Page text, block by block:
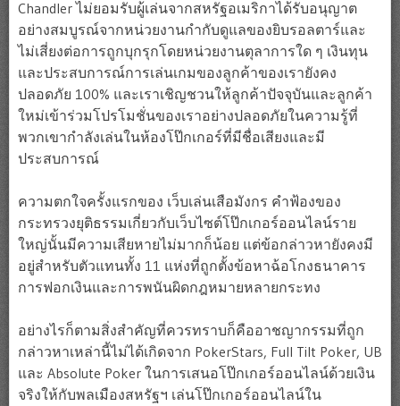
Chandler ไม่ยอมรับผู้เล่นจากสหรัฐอเมริกาได้รับอนุญาต
อย่างสมบูรณ์จากหน่วยงานกำกับดูแลของยิบรอลตาร์และ
ไม่เสี่ยงต่อการถูกบุกรุกโดยหน่วยงานตุลาการใด ๆ เงินทุน
และประสบการณ์การเล่นเกมของลูกค้าของเรายังคง
ปลอดภัย 100% และเราเชิญชวนให้ลูกค้าปัจจุบันและลูกค้า
ใหม่เข้าร่วมโปรโมชั่นของเราอย่างปลอดภัยในความรู้ที่
พวกเขากำลังเล่นในห้องโป๊กเกอร์ที่มีชื่อเสียงและมี
ประสบการณ์
ความตกใจครั้งแรกของ เว็บเล่นเสือมังกร คำฟ้องของ
กระทรวงยุติธรรมเกี่ยวกับเว็บไซต์โป๊กเกอร์ออนไลน์ราย
ใหญ่นั้นมีความเสียหายไม่มากก็น้อย แต่ข้อกล่าวหายังคงมี
อยู่สำหรับตัวแทนทั้ง 11 แห่งที่ถูกตั้งข้อหาฉ้อโกงธนาคาร
การฟอกเงินและการพนันผิดกฎหมายหลายกระทง
อย่างไรก็ตามสิ่งสำคัญที่ควรทราบก็คืออาชญากรรมที่ถูก
กล่าวหาเหล่านี้ไม่ได้เกิดจาก PokerStars, Full Tilt Poker, UB
และ Absolute Poker ในการเสนอโป๊กเกอร์ออนไลน์ด้วยเงิน
จริงให้กับพลเมืองสหรัฐฯ เล่นโป๊กเกอร์ออนไลน์ใน